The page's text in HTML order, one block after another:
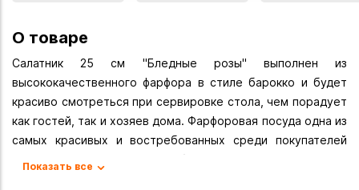
О товаре
Салатник 25 см "Бледные розы" выполнен из
высококачественного фарфора в стиле барокко и будет
красиво смотреться при сервировке стола, чем порадует
как гостей, так и хозяев дома. Фарфоровая посуда одна из
самых красивых и востребованных среди покупателей
всего мира. В своей работе сотрудники компании
Показать все